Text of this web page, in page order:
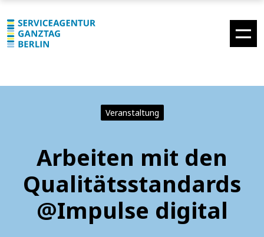
Veranstaltung
Arbeiten mit den
Qualitätsstandards
@Impulse digital